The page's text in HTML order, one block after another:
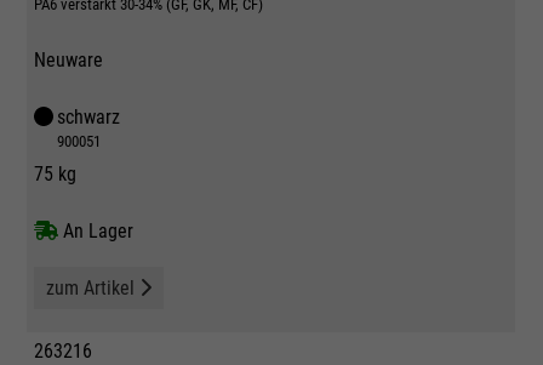
PA6 verstärkt 30-34% (GF, GK, MF, CF)
Neuware
schwarz
900051
75 kg
An Lager
zum Artikel
263216